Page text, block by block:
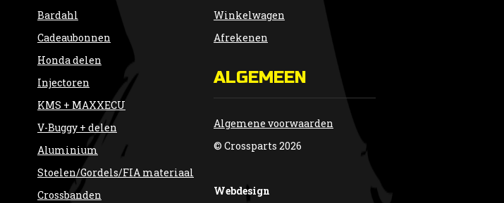
Bardahl
Cadeaubonnen
Honda delen
Injectoren
KMS + MAXXECU
V-Buggy + delen
Aluminium
Stoelen/Gordels/FIA materiaal
Crossbanden
Winkelwagen
Afrekenen
ALGEMEEN
Algemene voorwaarden
© Crossparts 2026
Webdesign